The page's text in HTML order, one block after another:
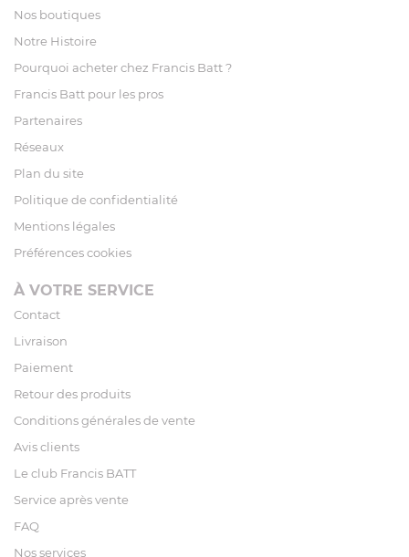
Nos boutiques
Notre Histoire
Pourquoi acheter chez Francis Batt ?
Francis Batt pour les pros
Partenaires
Réseaux
Plan du site
Politique de confidentialité
Mentions légales
Préférences cookies
À VOTRE SERVICE
Contact
Livraison
Paiement
Retour des produits
Conditions générales de vente
Avis clients
Le club Francis BATT
Service après vente
FAQ
Nos services